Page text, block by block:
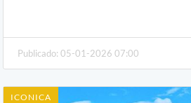
Publicado: 05-01-2026 07:00
ICONICA